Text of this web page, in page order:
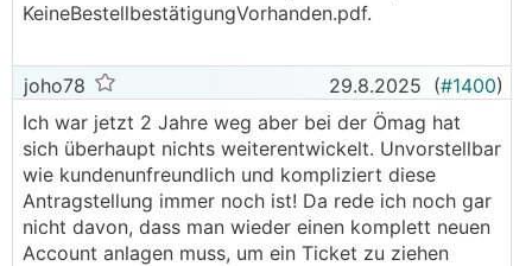
KeineBestellbestätigungVorhanden.pdf.
joho78 29.8.2025 (#1400)
Ich war jetzt 2 Jahre weg aber bei der Ömag hat
sich überhaupt nichts weiterentwickelt. Unvorstellbar
wie kundenunfreundlich und kompliziert diese
Antragstellung immer noch ist! Da rede ich noch gar
nicht davon, dass man wieder einen komplett neuen
Account anlagen muss, um ein Ticket zu ziehen